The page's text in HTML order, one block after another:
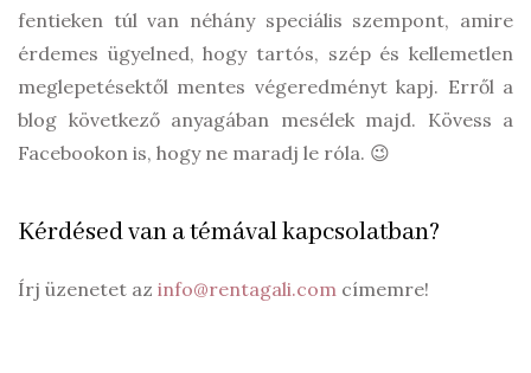
fentieken túl van néhány speciális szempont, amire
érdemes ügyelned, hogy tartós, szép és kellemetlen
meglepetésektől mentes végeredményt kapj. Erről a
blog következő anyagában mesélek majd. Kövess a
Facebookon is, hogy ne maradj le róla. 😉
Kérdésed van a témával kapcsolatban?
Írj üzenetet az info@rentagali.com címemre!